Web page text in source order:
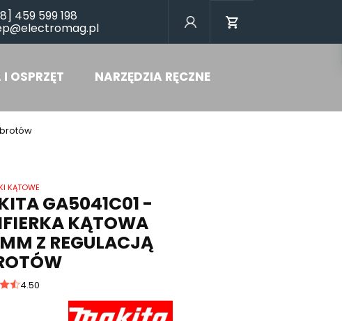
459 599 198
OSPRZĘT NARZĘDZIA RĘCZNE
KĄTOWE
GA5041C01 -
KĄTOWA
Z REGULACJĄ
4.50